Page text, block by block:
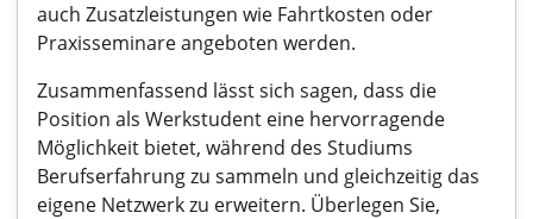
auch Zusatzleistungen wie Fahrtkosten oder
Praxisseminare angeboten werden.
Zusammenfassend lässt sich sagen, dass die
Position als Werkstudent eine hervorragende
Möglichkeit bietet, während des Studiums
Berufserfahrung zu sammeln und gleichzeitig das
eigene Netzwerk zu erweitern. Überlegen Sie,